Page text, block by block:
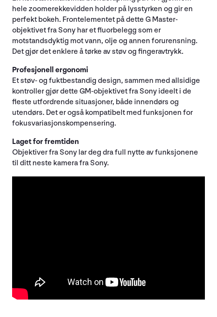
hele zoomerekkevidden holder på lysstyrken og gir en
perfekt bokeh. Frontelementet på dette G Master-
objektivet fra Sony har et fluorbelegg som er
motstandsdyktig mot vann, olje og annen forurensning.
Det gjør det enklere å tørke av støv og fingeravtrykk.
Profesjonell ergonomi
Et støv- og fuktbestandig design, sammen med allsidige
kontroller gjør dette GM-objektivet fra Sony ideelt i de
fleste utfordrende situasjoner, både innendørs og
utendørs. Det er også kompatibelt med funksjonen for
fokusvariasjonskompensering.
Laget for fremtiden
Objektiver fra Sony lar deg dra full nytte av funksjonene
til ditt neste kamera fra Sony.